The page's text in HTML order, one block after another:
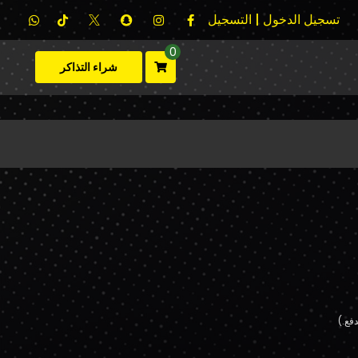
تسجيل الدخول | التسجيل
0
شراء التذاكر